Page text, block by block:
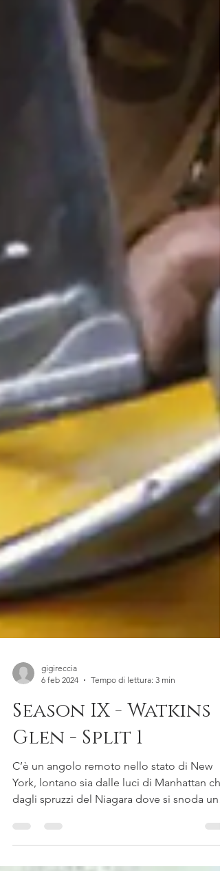
6 feb 2024
Tempo di lettura: 3 min
Season IX - Watkins
Glen - Split 1
C’è un angolo remoto nello stato di New
York, lontano sia dalle luci di Manhattan che
dagli spruzzi del Niagara dove si snoda una